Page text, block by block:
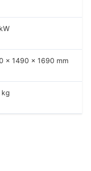
× 1490 × 1690 mm
kg